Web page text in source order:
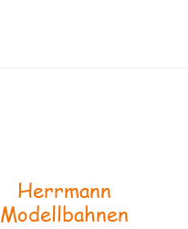
Herrmann
Modellbahnen